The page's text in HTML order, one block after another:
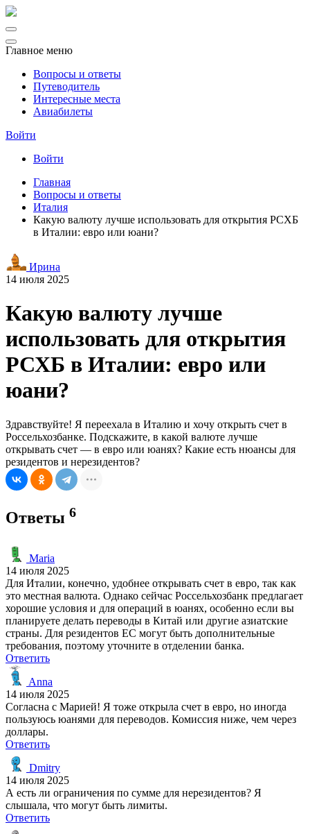
Главное меню
Вопросы и ответы
Путеводитель
Интересные места
Авиабилеты
Войти
Войти
Главная
Вопросы и ответы
Италия
Какую валюту лучше использовать для открытия РСХБ
в Италии: евро или юани?
Ирина
14 июля 2025
Какую валюту лучше
использовать для открытия
РСХБ в Италии: евро или
юани?
Здравствуйте! Я переехала в Италию и хочу открыть счет в
Россельхозбанке. Подскажите, в какой валюте лучше
открывать счет — в евро или юанях? Какие есть нюансы для
резидентов и нерезидентов?
Ответы 6
Maria
14 июля 2025
Для Италии, конечно, удобнее открывать счет в евро, так как
это местная валюта. Однако сейчас Россельхозбанк предлагает
хорошие условия и для операций в юанях, особенно если вы
планируете делать переводы в Китай или другие азиатские
страны. Для резидентов ЕС могут быть дополнительные
требования, поэтому уточните в отделении банка.
Ответить
Anna
14 июля 2025
Согласна с Марией! Я тоже открыла счет в евро, но иногда
пользуюсь юанями для переводов. Комиссия ниже, чем через
доллары.
Ответить
Dmitry
14 июля 2025
А есть ли ограничения по сумме для нерезидентов? Я
слышала, что могут быть лимиты.
Ответить